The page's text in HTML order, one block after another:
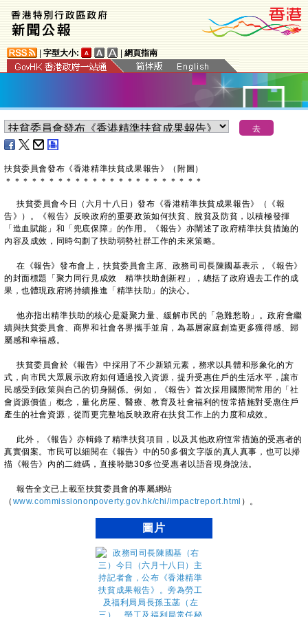
字型大小: 網頁指南
扶貧委員會發布《香港精準扶貧成果報告》（附圖）
＊ ＊ ＊ ＊ ＊ ＊ ＊ ＊ ＊ ＊ ＊ ＊ ＊ ＊ ＊ ＊ ＊ ＊ ＊ ＊ ＊ ＊ ＊
​扶貧委員會今日（六月十八日）發布《香港精準扶貧成果報告》（《報
告》）。《報告》反映政府的重要政策如何扶貧、脫貧及防貧，以積極發揮
「造血賦能」和「兜底保障」的作用。《報告》亦闡述了政府精準扶貧措施的
內容及成效，同時勾劃了扶助弱勢社群工作的未來策略。
在《報告》發布會上，扶貧委員會主席、政務司司長陳國基表示，《報告》
的封面標題「聚力同行見成效 精準扶助創新程」，總括了政府過去工作的成
果，也體現政府將持續推進「精準扶助」的決心。
他亦指出精準扶助的核心是凝聚力量、緩解市民的「急難愁盼」。政府會繼
續與扶貧委員會、商界和社會各界攜手並肩，為基層家庭創造更多獲得感、歸
屬感和幸福感。
扶貧委員會於《報告》中採用了不少新穎元素，務求以具體和形象化的方
式，向市民大眾展示政府如何通過投入資源，提升受惠住戶的生活水平，讓市
民感受到政策與自己的切身關係。例如，《報告》首次採用國際間常用的「社
會資源價值」概念，量化房屋、醫療、教育及社會福利的恆常措施對受惠住戶
產生的社會資源，從而更完整地反映政府在扶貧工作上的力度和成效。
此外，《報告》亦輯錄了精準扶貧項目，以及其他政府恆常措施的受惠者的
真實個案。市民可以細閱在《報告》中的50多個文字版的真人真事，也可以掃
描《報告》內的二維碼，直接聆聽30多位受惠者以語音現身說法。
報告全文已上載至扶貧委員會的專屬網站
（ www.commissiononpoverty.gov.hk/chi/impactreport.html ）。
圖片